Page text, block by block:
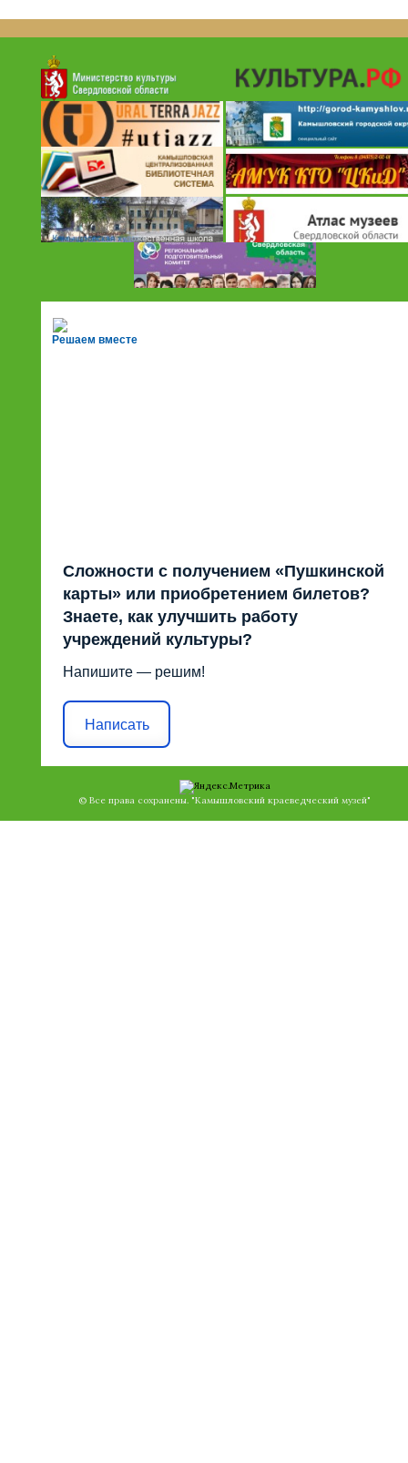
Решаем вместе
Сложности с получением «Пушкинской
карты» или приобретением билетов?
Знаете, как улучшить работу
учреждений культуры?
Напишите — решим!
Написать
© Все права сохранены. "Камышловский краеведческий музей"